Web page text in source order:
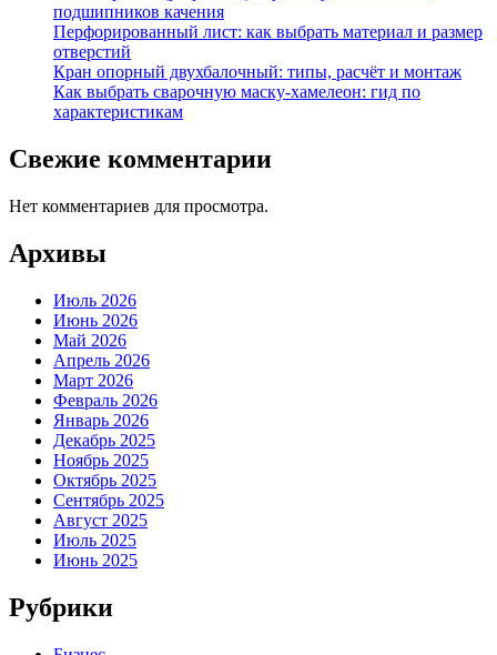
подшипников качения
Перфорированный лист: как выбрать материал и размер
отверстий
Кран опорный двухбалочный: типы, расчёт и монтаж
Как выбрать сварочную маску-хамелеон: гид по
характеристикам
Свежие комментарии
Нет комментариев для просмотра.
Архивы
Июль 2026
Июнь 2026
Май 2026
Апрель 2026
Март 2026
Февраль 2026
Январь 2026
Декабрь 2025
Ноябрь 2025
Октябрь 2025
Сентябрь 2025
Август 2025
Июль 2025
Июнь 2025
Рубрики